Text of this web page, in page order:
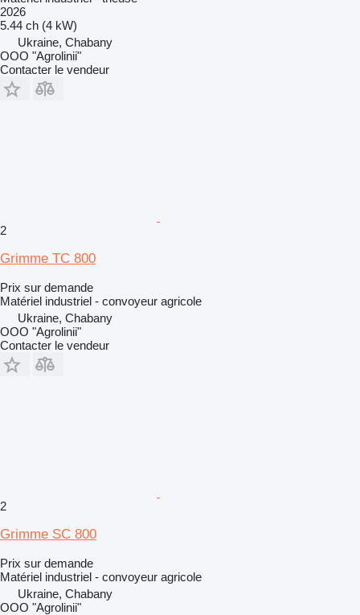
2026
5.44 ch (4 kW)
Ukraine, Chabany
OOO "Agrolinii"
Contacter le vendeur
2
Grimme TC 800
Prix sur demande
Matériel industriel - convoyeur agricole
Ukraine, Chabany
OOO "Agrolinii"
Contacter le vendeur
2
Grimme SC 800
Prix sur demande
Matériel industriel - convoyeur agricole
Ukraine, Chabany
OOO "Agrolinii"